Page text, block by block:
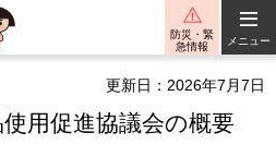
防災・緊
急情報
メニュー
更新日：2026年7月7日
用促進協議会の概要